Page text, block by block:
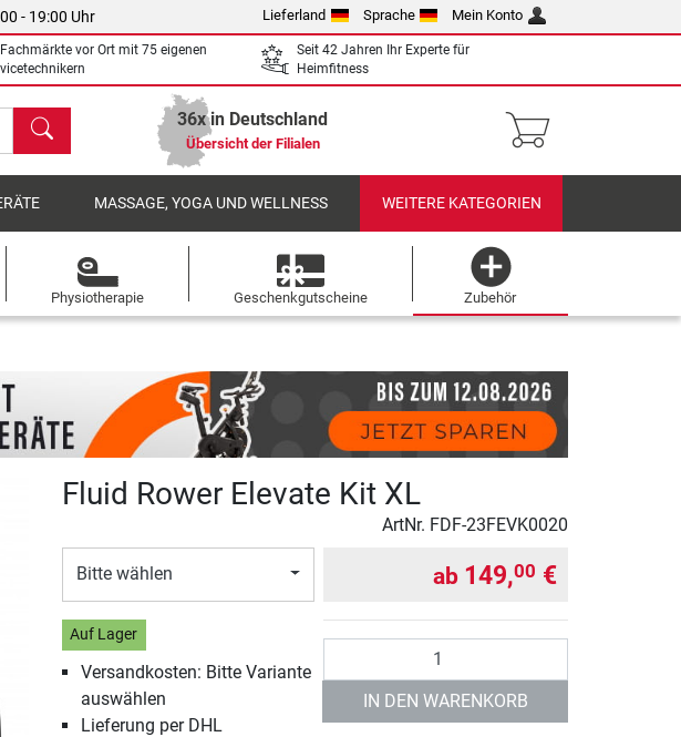
- 19:00 Uhr Lieferland Sprache Mein Konto
vor Ort mit 75 eigenen
Seit 42 Jahren Ihr Experte für
Heimfitness
Suchen 36x in Deutschland
Übersicht der Filialen
MASSAGE, YOGA UND WELLNESS WEITERE KATEGORIEN
Physiotherapie Geschenkgutscheine Zubehör
Fluid Rower Elevate Kit XL
ArtNr. FDF-23FEVK0020
Bitte wählen
Auf Lager
Versandkosten: Bitte Variante
auswählen
Lieferung per DHL
ab 149,00 €
IN DEN WARENKORB